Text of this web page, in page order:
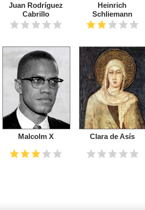
Juan Rodríguez
Cabrillo
Heinrich
Schliemann
Malcolm X Clara de Asís